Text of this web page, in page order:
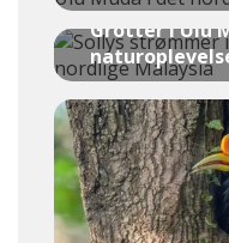
Grotter i Ulu